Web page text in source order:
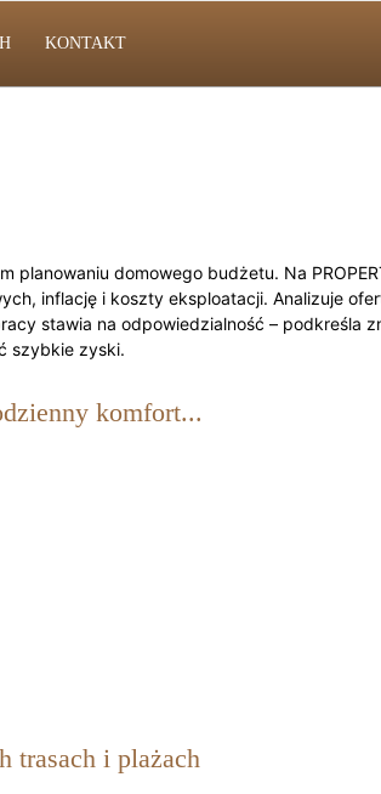
KONTAKT
domowego budżetu. Na
inflację i koszty eksploatacji. Analizuje
stawia na odpowiedzialność – podkreśla
szybkie zyski.
komfort...
trasach i plażach